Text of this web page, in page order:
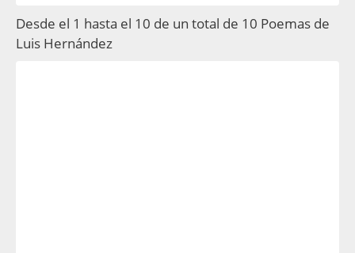
Desde el 1 hasta el 10 de un total de 10 Poemas de
Luis Hernández